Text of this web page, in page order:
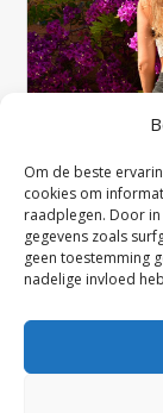
Om de beste
cookies om
raadplegen. Door
gegevens zoals
geen toestemming
nadelige invloed
Hoe zorg
dooradmin|